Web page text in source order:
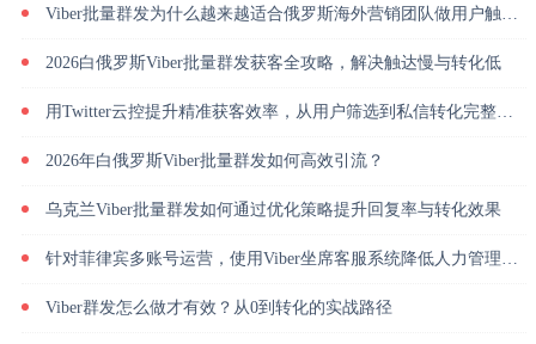
Viber批量群发为什么越来越适合俄罗斯海外营销团队做用户触达？
2026白俄罗斯Viber批量群发获客全攻略，解决触达慢与转化低
用Twitter云控提升精准获客效率，从用户筛选到私信转化完整解析
2026年白俄罗斯Viber批量群发如何高效引流？
乌克兰Viber批量群发如何通过优化策略提升回复率与转化效果
针对菲律宾多账号运营，使用Viber坐席客服系统降低人力管理成本
Viber群发怎么做才有效？从0到转化的实战路径